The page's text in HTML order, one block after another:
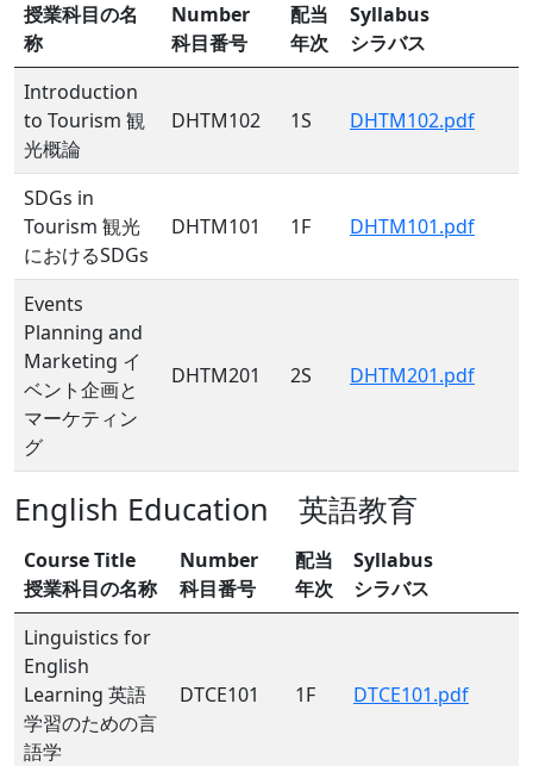
授業科目の名
称
Number
科目番号
配当
年次
Syllabus
シラバス
Introduction
to Tourism 観
光概論
DHTM102 1S DHTM102.pdf
SDGs in
Tourism 観光
におけるSDGs
DHTM101 1F DHTM101.pdf
Events
Planning and
Marketing イ
ベント企画と
マーケティン
グ
DHTM201 2S DHTM201.pdf
English Education 英語教育
Course Title
授業科目の名称
Number
科目番号
配当
年次
Syllabus
シラバス
Linguistics for
English
Learning 英語
学習のための言
語学
DTCE101 1F DTCE101.pdf